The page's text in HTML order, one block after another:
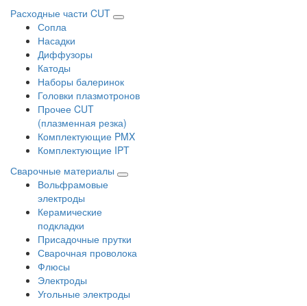
Расходные части CUT
Сопла
Насадки
Диффузоры
Катоды
Наборы балеринок
Головки плазмотронов
Прочее CUT
(плазменная резка)
Комплектующие PMX
Комплектующие IPT
Сварочные материалы
Вольфрамовые
электроды
Керамические
подкладки
Присадочные прутки
Сварочная проволока
Флюсы
Электроды
Угольные электроды